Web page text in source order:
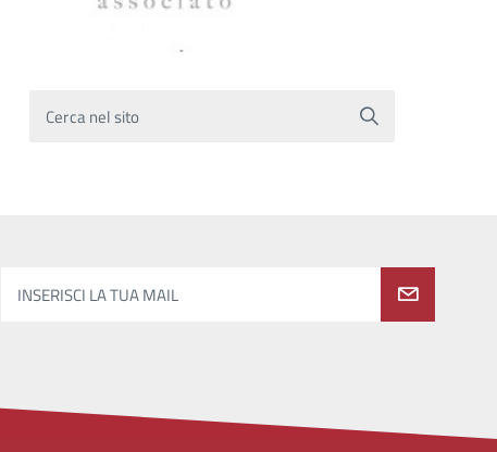
Cerca nel sito
INSERISCI LA TUA MAIL